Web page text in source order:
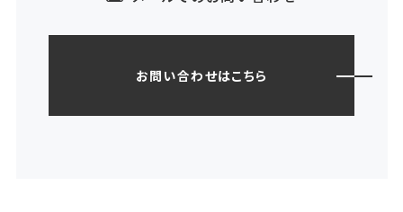
お問い合わせはこちら